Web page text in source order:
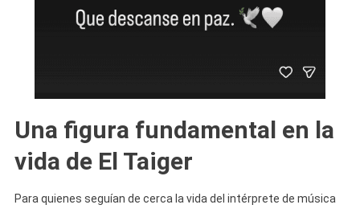
Una figura fundamental en la
vida de El Taiger
Para quienes seguían de cerca la vida del intérprete de música